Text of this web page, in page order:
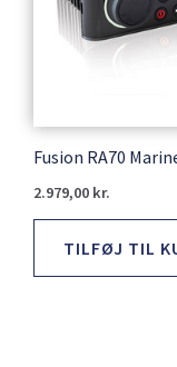
Fusion RA70
2.979,00 kr.
TILFØJ TIL